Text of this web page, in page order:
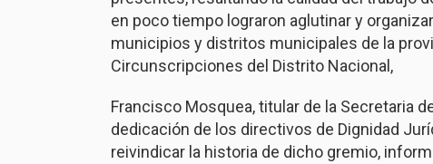
en poco tiempo lograron aglutinar y
municipios y distritos municipales de la
Circunscripciones del Distrito Nacional,
Francisco Mosquea, titular de la Secretaria
dedicación de los directivos de Dignidad
reivindicar la historia de dicho gremio,